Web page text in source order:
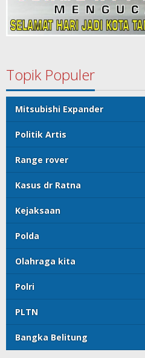
Topik Populer
Mitsubishi Expander
Politik Artis
Range rover
Kasus dr Ratna
Kejaksaan
Polda
Olahraga kita
Polri
PLTN
Bangka Belitung